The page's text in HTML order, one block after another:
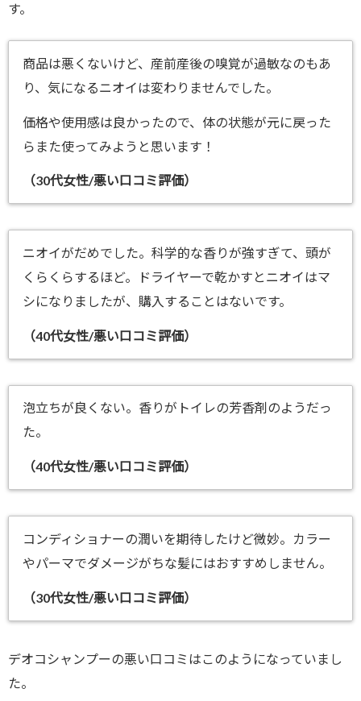
す。
商品は悪くないけど、産前産後の嗅覚が過敏なのもあ
り、気になるニオイは変わりませんでした。
価格や使用感は良かったので、体の状態が元に戻った
らまた使ってみようと思います！
（30代女性/悪い口コミ評価）
ニオイがだめでした。科学的な香りが強すぎて、頭が
くらくらするほど。ドライヤーで乾かすとニオイはマ
シになりましたが、購入することはないです。
（40代女性/悪い口コミ評価）
泡立ちが良くない。香りがトイレの芳香剤のようだっ
た。
（40代女性/悪い口コミ評価）
コンディショナーの潤いを期待したけど微妙。カラー
やパーマでダメージがちな髪にはおすすめしません。
（30代女性/悪い口コミ評価）
デオコシャンプーの悪い口コミはこのようになっていまし
た。